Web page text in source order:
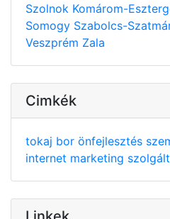
Szolnok Komárom-
Somogy Szabolcs-
Veszprém Zala
Cimkék
tokaj bor önfejlesztés
internet marketing